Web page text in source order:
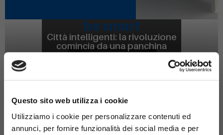
Questo sito web utilizza i cookie
Utilizziamo i cookie per personalizzare contenuti ed
annunci, per fornire funzionalità dei social media e per
be smart
Città intelligenti: la rivoluzione
comincia da una panchina